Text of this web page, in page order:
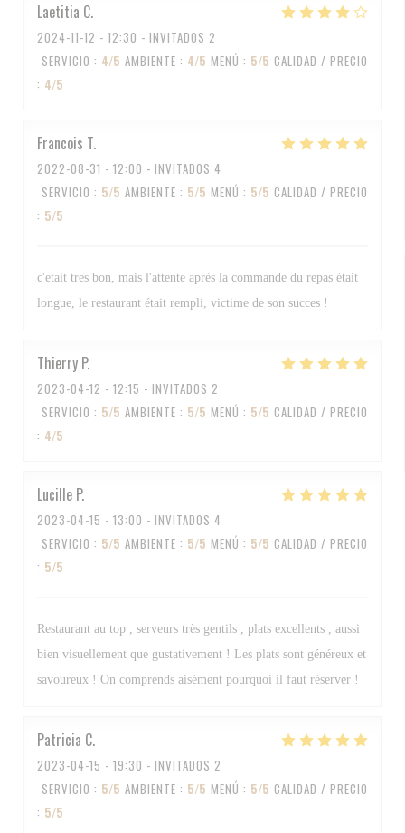
Laetitia C
2024-11-12 - 12:30 - INVITADOS 2
SERVICIO : 4/5 AMBIENTE : 4/5 MENÚ : 5/5 CALIDAD / PRECIO
: 4/5
Francois T
2022-08-31 - 12:00 - INVITADOS 4
SERVICIO : 5/5 AMBIENTE : 5/5 MENÚ : 5/5 CALIDAD / PRECIO
: 5/5
c'etait tres bon, mais l'attente après la commande du repas était
longue, le restaurant était rempli, victime de son succes !
Thierry P
2023-04-12 - 12:15 - INVITADOS 2
SERVICIO : 5/5 AMBIENTE : 5/5 MENÚ : 5/5 CALIDAD / PRECIO
: 4/5
Lucille P
2023-04-15 - 13:00 - INVITADOS 4
SERVICIO : 5/5 AMBIENTE : 5/5 MENÚ : 5/5 CALIDAD / PRECIO
: 5/5
Restaurant au top , serveurs très gentils , plats excellents , aussi
bien visuellement que gustativement ! Les plats sont généreux et
savoureux ! On comprends aisément pourquoi il faut réserver !
Patricia C
2023-04-15 - 19:30 - INVITADOS 2
SERVICIO : 5/5 AMBIENTE : 5/5 MENÚ : 5/5 CALIDAD / PRECIO
: 5/5